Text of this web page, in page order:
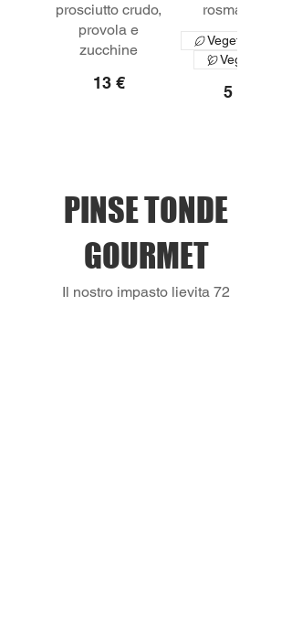
prosciutto crudo,
provola e
13 €
rosmarino
5 €
Vegetariano
Vegano
PINSE TONDE
GOURMET
Il nostro impasto lievita 72